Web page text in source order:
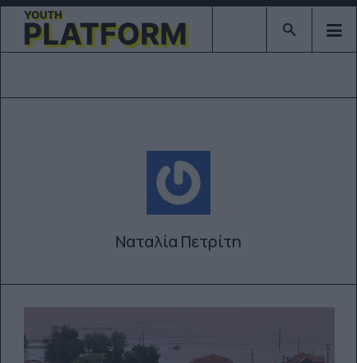
Type 2 or
Ναταλία Πετρίτη